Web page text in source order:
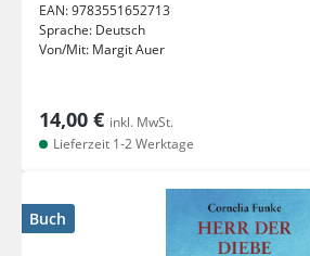
EAN:9783551652713
Sprache: Deutsch
Von/Mit: Margit Auer
14,00 € inkl. MwSt.
Lieferzeit 1-2 Werktage
Buch